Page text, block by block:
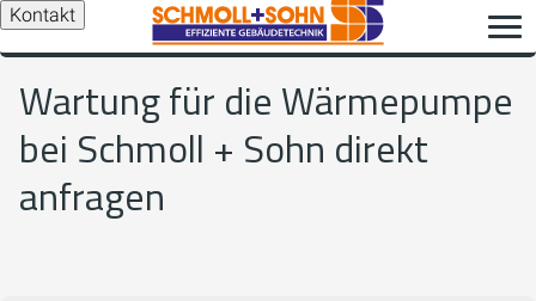
Kontakt
Wartung für die Wärmepumpe
bei Schmoll + Sohn direkt
anfragen